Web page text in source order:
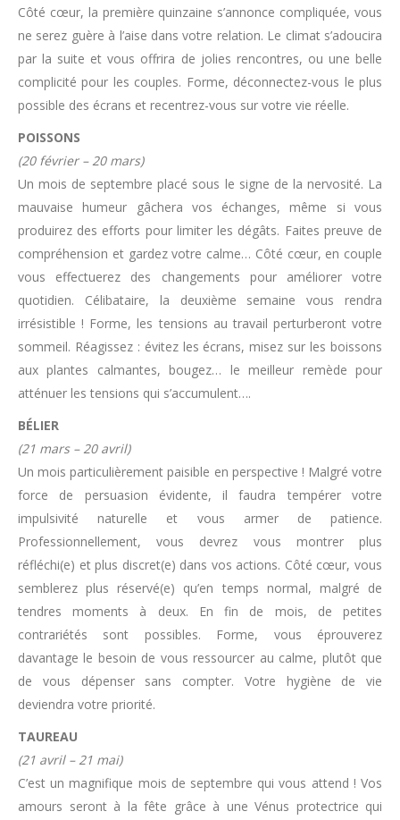
Côté cœur, la première quinzaine s’annonce compliquée, vous
ne serez guère à l’aise dans votre relation. Le climat s’adoucira
par la suite et vous offrira de jolies rencontres, ou une belle
complicité pour les couples. Forme, déconnectez-vous le plus
possible des écrans et recentrez-vous sur votre vie réelle.
POISSONS
(20 février – 20 mars)
Un mois de septembre placé sous le signe de la nervosité. La
mauvaise humeur gâchera vos échanges, même si vous
produirez des efforts pour limiter les dégâts. Faites preuve de
compréhension et gardez votre calme… Côté cœur, en couple
vous effectuerez des changements pour améliorer votre
quotidien. Célibataire, la deuxième semaine vous rendra
irrésistible ! Forme, les tensions au travail perturberont votre
sommeil. Réagissez : évitez les écrans, misez sur les boissons
aux plantes calmantes, bougez… le meilleur remède pour
atténuer les tensions qui s’accumulent….
BÉLIER
(21 mars – 20 avril)
Un mois particulièrement paisible en perspective ! Malgré votre
force de persuasion évidente, il faudra tempérer votre
impulsivité naturelle et vous armer de patience.
Professionnellement, vous devrez vous montrer plus
réfléchi(e) et plus discret(e) dans vos actions. Côté cœur, vous
semblerez plus réservé(e) qu’en temps normal, malgré de
tendres moments à deux. En fin de mois, de petites
contrariétés sont possibles. Forme, vous éprouverez
davantage le besoin de vous ressourcer au calme, plutôt que
de vous dépenser sans compter. Votre hygiène de vie
deviendra votre priorité.
TAUREAU
(21 avril – 21 mai)
C’est un magnifique mois de septembre qui vous attend ! Vos
amours seront à la fête grâce à une Vénus protectrice qui